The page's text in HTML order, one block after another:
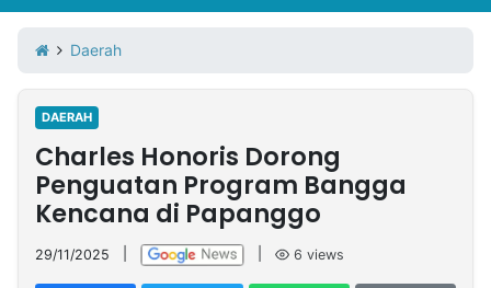
Iklan
Berita
Kami
Nasional
International
Olahraga
Entertainment
Daerah
Pariwisata
Kuliner
Kolom
Network
Daerah
DAERAH
Charles Honoris Dorong
Penguatan Program Bangga
Kencana di Papanggo
29/11/2025 6 views